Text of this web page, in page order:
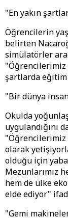
"En yakın
Öğrencilerin
belirten
simülatörler
"Öğrencilerimiz
şartlarda eğitim
"Bir dünya
Okulda
uygulandığını
"Öğrencilerimiz
olarak
olduğu için
Mezunlarımız
hem de ülke
elde ediyor"
"Gemi